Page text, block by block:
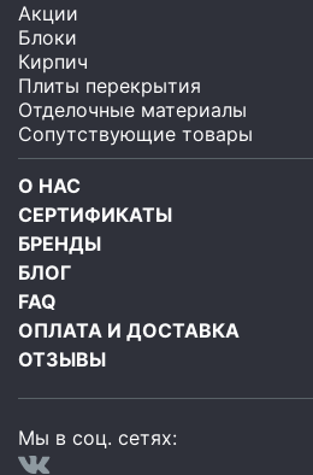
Акции
Блоки
Кирпич
Плиты перекрытия
Отделочные материалы
Сопутствующие товары
О НАС
СЕРТИФИКАТЫ
БРЕНДЫ
БЛОГ
FAQ
ОПЛАТА И ДОСТАВКА
ОТЗЫВЫ
Мы в соц. сетях: